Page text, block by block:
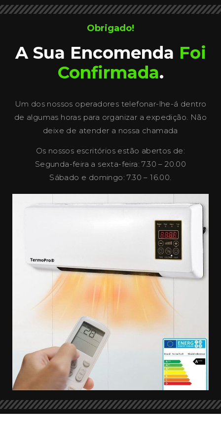
Obrigado!
A Sua Encomenda Foi
Confirmada.
Um dos nossos operadores telefonar-lhe-á dentro
de algumas horas para organizar a expedição. Não
deixe de atender a nossa chamada
Os nossos escritórios estão abertos de:
Segunda-feira a sexta-feira: 7.30 – 20.00
Sábado e domingo: 7.30 – 16.00.